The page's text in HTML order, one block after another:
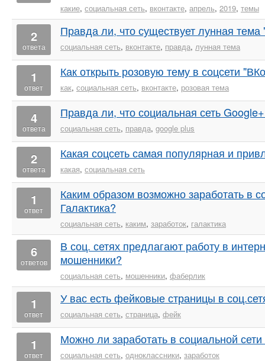
какие, социальная сеть, вконтакте, апрель, 2019, темы
2
ответа
Правда ли, что существует лунная тема
социальная сеть, вконтакте, правда, лунная тема
1
ответ
Как открыть розовую тему в соцсети
как, социальная сеть, вконтакте, розовая тема
4
ответа
Правда ли, что социальная сеть
социальная сеть, правда, google plus
2
ответа
Какая соцсеть самая популярная и
какая, социальная сеть
1
ответ
Каким образом возможно заработать в
Галактика?
социальная сеть, каким, заработок, галактика
6
ответов
В соц. сетях предлагают работу в
мошенники?
социальная сеть, мошенники, фаберлик
1
ответ
У вас есть фейковые страницы в
социальная сеть, страница, фейк
1
ответ
Можно ли заработать в социальной
социальная сеть, одноклассники, заработок